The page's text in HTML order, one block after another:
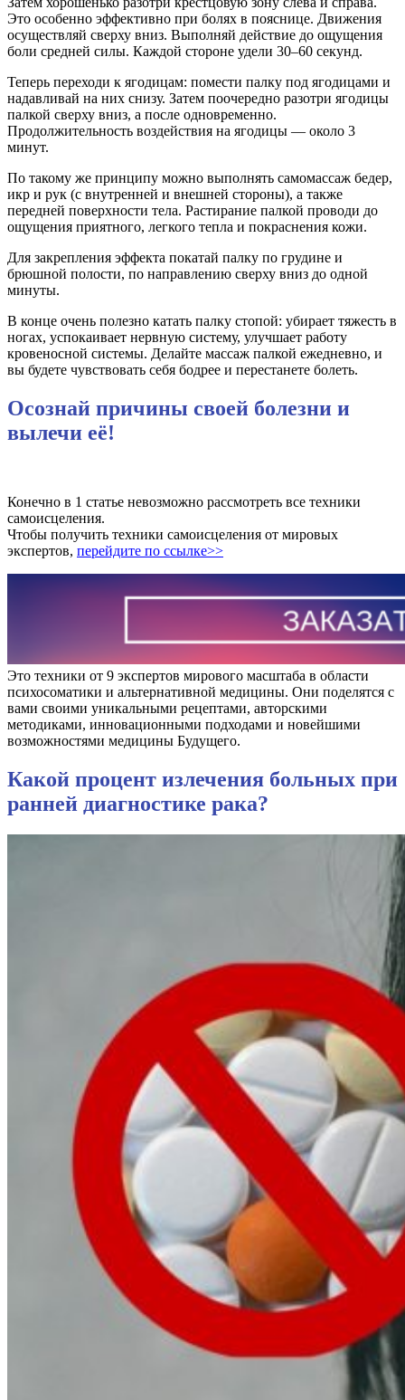
Это особенно эффективно при болях в пояснице. Движения
осуществляй сверху вниз. Выполняй действие до ощущения
боли средней силы. Каждой стороне удели 30–60 секунд.
Теперь переходи к ягодицам: помести палку под ягодицами и
надавливай на них снизу. Затем поочередно разотри ягодицы
палкой сверху вниз, а после одновременно.
Продолжительность воздействия на ягодицы — около 3
минут.
По такому же принципу можно выполнять самомассаж бедер,
икр и рук (с внутренней и внешней стороны), а также
передней поверхности тела. Растирание палкой проводи до
ощущения приятного, легкого тепла и покраснения кожи.
Для закрепления эффекта покатай палку по грудине и
брюшной полости, по направлению сверху вниз до одной
минуты.
В конце очень полезно катать палку стопой: убирает тяжесть в
ногах, успокаивает нервную систему, улучшает работу
кровеносной системы. Делайте массаж палкой ежедневно, и
вы будете чувствовать себя бодрее и перестанете болеть.
Осознай причины своей болезни и
вылечи её!
Конечно в 1 статье невозможно рассмотреть все техники
самоисцеления.
Чтобы получить техники самоисцеления от мировых
экспертов, перейдите по ссылке>>
Это техники от 9 экспертов мирового масштаба в области
психосоматики и альтернативной медицины. Они поделятся с
вами своими уникальными рецептами, авторскими
методиками, инновационными подходами и новейшими
возможностями медицины Будущего.
Какой процент излечения больных при
ранней диагностике рака?